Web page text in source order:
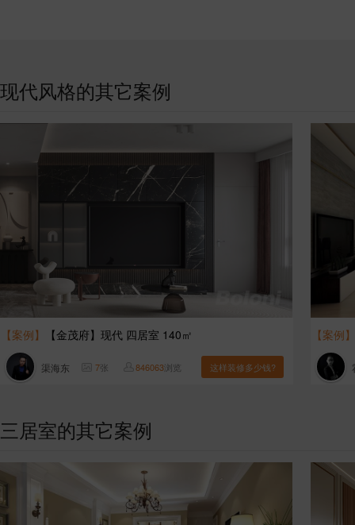
现代风格的其它案例
【案例】 【金茂府】现代 四居室 140㎡
渠海东 7张 846063浏览 这样装修多少钱?
【案例】
三居室的其它案例